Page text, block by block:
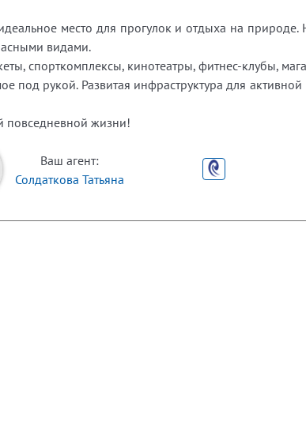
место для прогулок и отдыха на природе.
видами.
спорткомплексы, кинотеатры, фитнес-клубы,
под рукой. Развитая инфраструктура для
повседневной жизни!
Ваш агент:
Солдаткова Татьяна